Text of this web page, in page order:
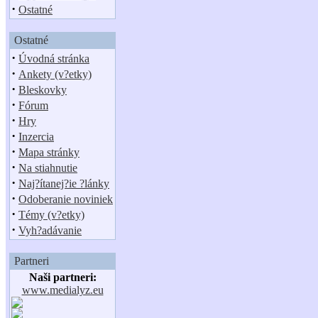
· Ostatné
Ostatné
· Úvodná stránka
· Ankety (v?etky)
· Bleskovky
· Fórum
· Hry
· Inzercia
· Mapa stránky
· Na stiahnutie
· Naj?ítanej?ie ?lánky
· Odoberanie noviniek
· Témy (v?etky)
· Vyh?adávanie
Partneri
Naši partneri:
www.medialyz.eu